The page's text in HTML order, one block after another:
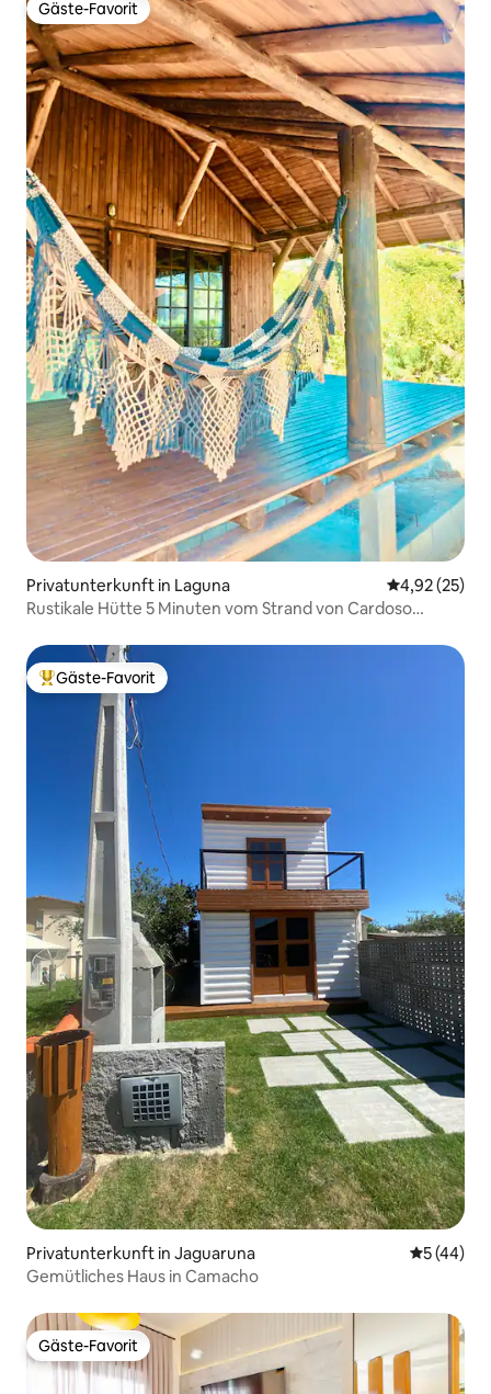
Gäste-Favorit
Gäste-Favorit
Privatunterkunft in Laguna
4,92 (25)
Rustikale Hütte 5 Minuten vom Strand von Cardoso
Beliebter Gäste-Favorit.
Gäste-Favorit
Privatunterkunft in Jaguaruna
5 (44)
Gemütliches Haus in Camacho
Gäste-Favorit
Gäste-Favorit